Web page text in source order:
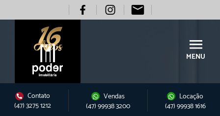
MENU
Contato
(47) 3275 1212
Vendas
(47) 99938 3200
Locação
(47) 99938 1616